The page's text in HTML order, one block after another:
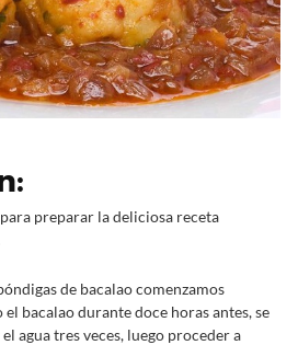
preparar la deliciosa receta
de bacalao comenzamos
bacalao durante doce horas antes, se
agua tres veces, luego proceder a